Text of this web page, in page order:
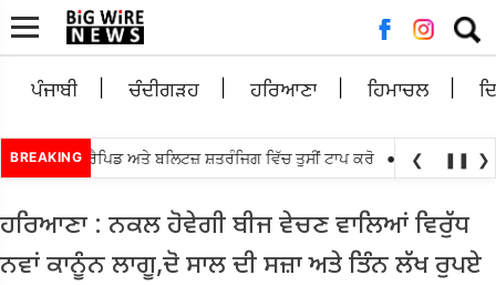
ਲਈ
ਖੋਜ:
ਪੰਜਾਬੀ ਚੰਦੀਗੜਹ ਹਰਿਆਣਾ ਹਿਮਾਚਲ
BREAKING
ਲੁਈਸ ਰੈਪਿਡ ਅਤੇ ਬਲਿਟਜ਼ ਸ਼ਤਰੰਜਿਗ ਵਿੱਚ ਤੁਸੀਂ ਟਾਪ ਕਰੋ •ਅੱਗੇ ਤਰਨ ਤਾਰਨ
❮ ❚❚ ❯
ਹਰਿਆਣਾ : ਨਕਲ ਹੋਵੇਗੀ ਬੀਜ ਵੇਚਣ ਵਾਲਿਆਂ ਵਿਰੁੱਧ
ਨਵਾਂ ਕਾਨੂੰਨ ਲਾਗੂ,ਦੋ ਸਾਲ ਦੀ ਸਜ਼ਾ ਅਤੇ ਤਿੰਨ ਲੱਖ ਰੁਪਏ